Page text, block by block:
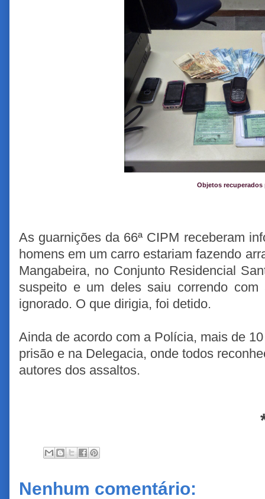
Objetos recuperados
As guarnições da 66ª CIPM receberam
homens em um carro estariam fazendo
Mangabeira, no Conjunto Residencial
suspeito e um deles saiu correndo
ignorado. O que dirigia, foi detido.
Ainda de acordo com a Polícia, mais de
prisão e na Delegacia, onde todos
autores dos assaltos.
Nenhum comentário: